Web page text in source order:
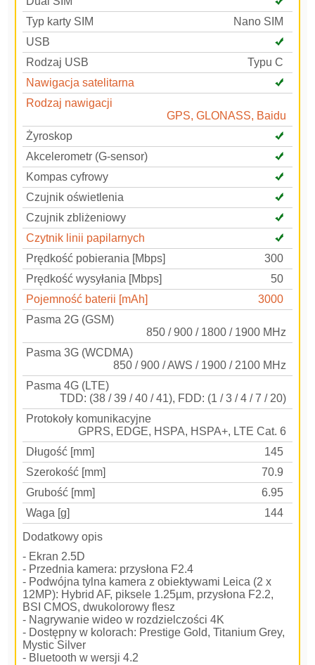
Typ karty SIM
Nano SIM
USB
Rodzaj USB
Typu C
Nawigacja satelitarna
Rodzaj nawigacji
GPS, GLONASS, Baidu
Żyroskop
Akcelerometr (G-sensor)
Kompas cyfrowy
Czujnik oświetlenia
Czujnik zbliżeniowy
Czytnik linii papilarnych
Prędkość pobierania [Mbps]
300
Prędkość wysyłania [Mbps]
50
Pojemność baterii [mAh]
3000
Pasma 2G (GSM)
850 / 900 / 1800 / 1900 MHz
Pasma 3G (WCDMA)
850 / 900 / AWS / 1900 / 2100 MHz
Pasma 4G (LTE)
TDD: (38 / 39 / 40 / 41), FDD: (1 / 3 / 4 / 7 / 20)
Protokoły komunikacyjne
GPRS, EDGE, HSPA, HSPA+, LTE Cat. 6
Długość [mm]
145
Szerokość [mm]
70.9
Grubość [mm]
6.95
Waga [g]
144
Dodatkowy opis
- Ekran 2.5D
- Przednia kamera: przysłona F2.4
- Podwójna tylna kamera z obiektywami Leica (2 x
12MP): Hybrid AF, piksele 1.25µm, przysłona F2.2,
BSI CMOS, dwukolorowy flesz
- Nagrywanie wideo w rozdzielczości 4K
- Dostępny w kolorach: Prestige Gold, Titanium Grey,
Mystic Silver
- Bluetooth w wersji 4.2